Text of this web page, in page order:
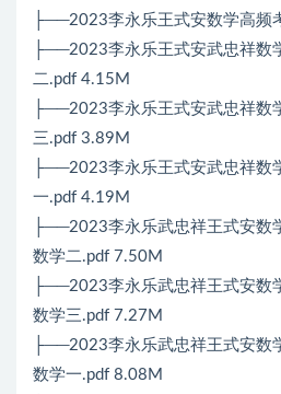
├──2023李永乐王式安数学高频
├──2023李永乐王式安武忠祥数
二.pdf 4.15M
├──2023李永乐王式安武忠祥数
三.pdf 3.89M
├──2023李永乐王式安武忠祥数
一.pdf 4.19M
├──2023李永乐武忠祥王式安数
数学二.pdf 7.50M
├──2023李永乐武忠祥王式安数
数学三.pdf 7.27M
├──2023李永乐武忠祥王式安数
数学一.pdf 8.08M